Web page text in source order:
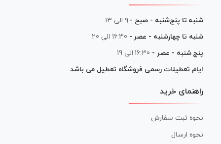
شنبه تا پنج‌شنبه - صبح - ۹ الی ۱۳
شنبه تا چهارشنبه - عصر - 16:30 الی 20
پنج شنبه - عصر - 16:30 الی 19
ایام تعطیلات رسمی فروشگاه تعطیل می باشد
راهنمای خرید
نحوه ثبت سفارش
نحوه ارسال